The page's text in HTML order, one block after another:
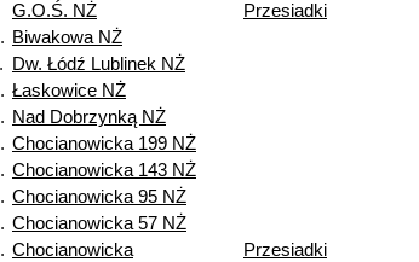
G.O.Ś. NŻ
Przesiadki
Biwakowa NŻ
Dw. Łódź Lublinek NŻ
Łaskowice NŻ
Nad Dobrzynką NŻ
Chocianowicka 199 NŻ
Chocianowicka 143 NŻ
Chocianowicka 95 NŻ
Chocianowicka 57 NŻ
Chocianowicka
Przesiadki